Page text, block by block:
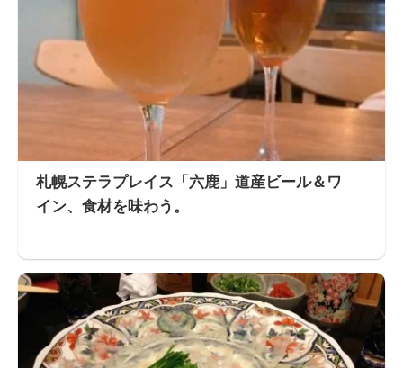
札幌ステラプレイス「六鹿」道産ビール＆ワ
イン、食材を味わう。